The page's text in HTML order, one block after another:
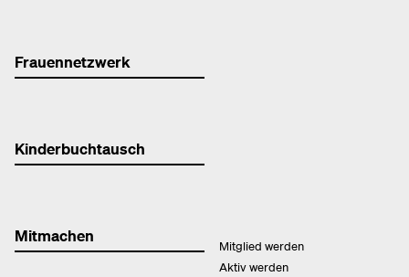
Frauennetzwerk
Kinderbuchtausch
Mitmachen
Mitglied werden
Aktiv werden